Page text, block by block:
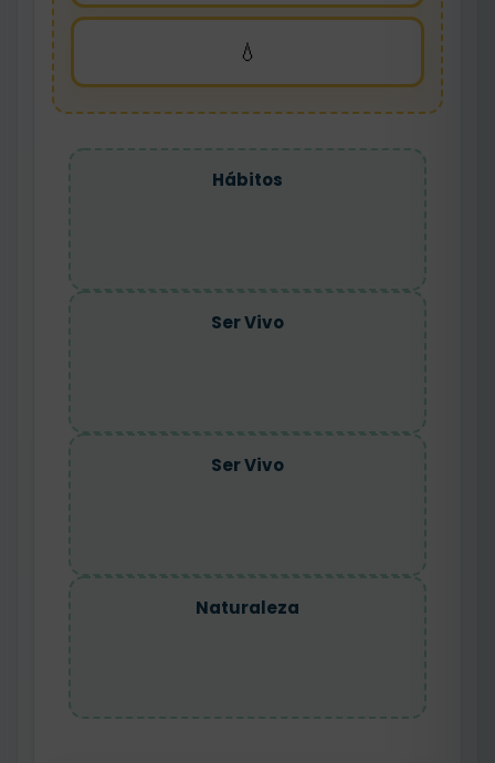
💧
Hábitos
Ser Vivo
Ser Vivo
Naturaleza